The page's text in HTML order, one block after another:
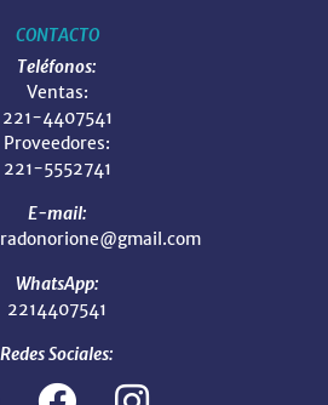
CONTACTO
Teléfonos:
Ventas:
221-4407541
Proveedores:
221-5552741
E-mail:
WhatsApp:
2214407541
Redes Sociales: